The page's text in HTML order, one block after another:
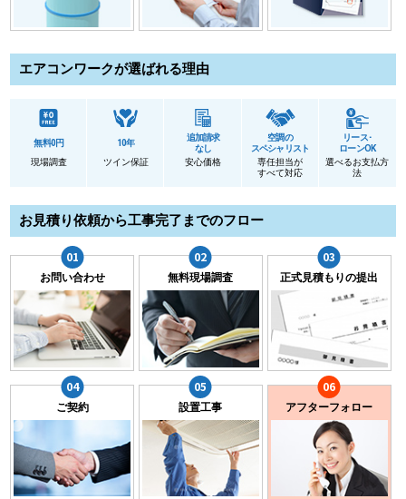
エアコンワークが選ばれる理由
無料0円
現場調査
10年
ツイン保証
追加請求
なし
安心価格
空調の
スペシャリスト
専任担当が
すべて対応
リース･
ローンOK
選べるお支払方
法
お見積り依頼から工事完了までのフロー
お問い合わせ 無料現場調査 正式見積もりの提出
ご契約 設置工事 アフターフォロー